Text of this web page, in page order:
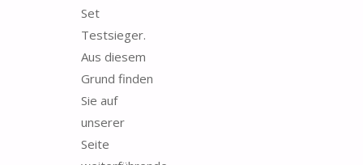
Set
Testsieger.
Aus diesem
Grund finden
Sie auf
unserer
Seite